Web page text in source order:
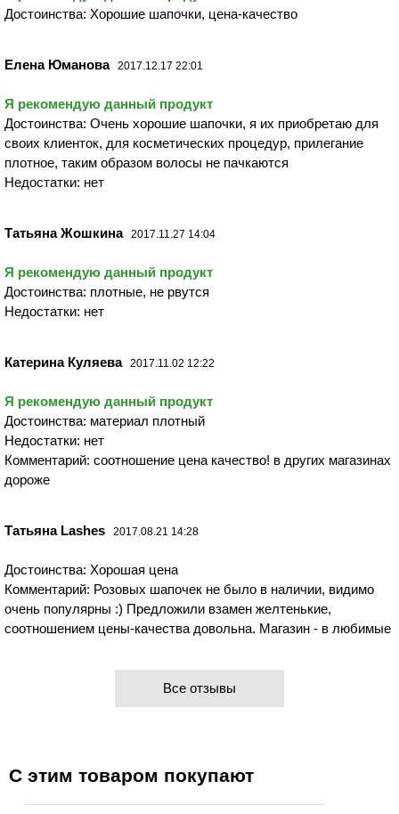
Достоинства: Хорошие шапочки, цена-качество
Елена Юманова 2017.12.17 22:01
Я рекомендую данный продукт
Достоинства: Очень хорошие шапочки, я их приобретаю для
своих клиенток, для косметических процедур, прилегание
плотное, таким образом волосы не пачкаются
Недостатки: нет
Татьяна Жошкина 2017.11.27 14:04
Я рекомендую данный продукт
Достоинства: плотные, не рвутся
Недостатки: нет
Катерина Куляева 2017.11.02 12:22
Я рекомендую данный продукт
Достоинства: материал плотный
Недостатки: нет
Комментарий: соотношение цена качество! в других магазинах
дороже
Татьяна Lashes 2017.08.21 14:28
Достоинства: Хорошая цена
Комментарий: Розовых шапочек не было в наличии, видимо
очень популярны :) Предложили взамен желтенькие,
соотношением цены-качества довольна. Магазин - в любимые
Все отзывы
С этим товаром покупают